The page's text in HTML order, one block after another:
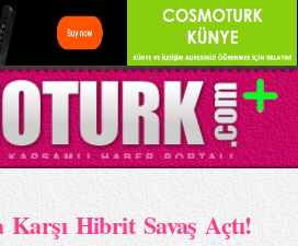
Karşı Hibrit Savaş Açtı!